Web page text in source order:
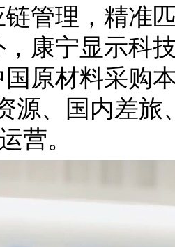
管理，精准
康宁显示科
原材料采购
源、国内差
营。